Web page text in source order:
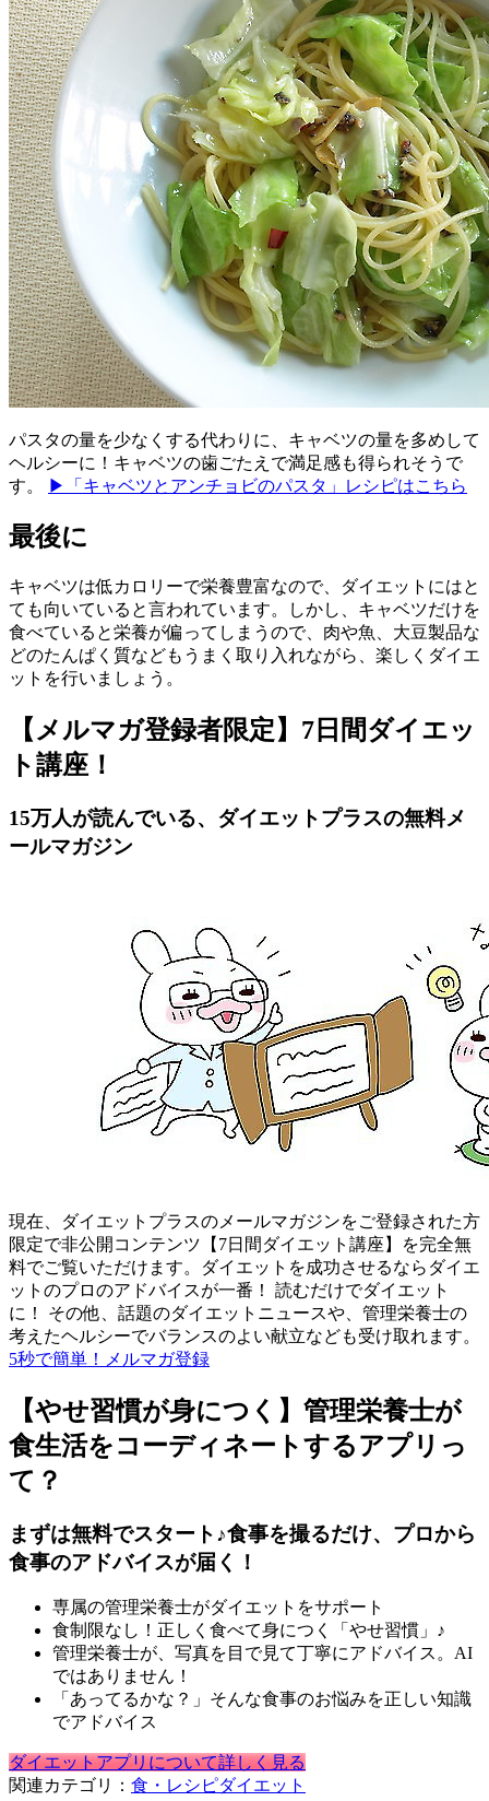
パスタの量を少なくする代わりに、キャベツの量を多めして
ヘルシーに！キャベツの歯ごたえで満足感も得られそうで
す。
▶「キャベツとアンチョビのパスタ」レシピはこちら
最後に
キャベツは低カロリーで栄養豊富なので、ダイエットにはと
ても向いていると言われています。しかし、キャベツだけを
食べていると栄養が偏ってしまうので、肉や魚、大豆製品な
どのたんぱく質などもうまく取り入れながら、楽しくダイエ
ットを行いましょう。
【メルマガ登録者限定】7日間ダイエッ
ト講座！
15万人が読んでいる、ダイエットプラスの無料メ
ールマガジン
現在、ダイエットプラスのメールマガジンをご登録された方
限定で非公開コンテンツ【7日間ダイエット講座】を完全無
料でご覧いただけます。ダイエットを成功させるならダイエ
ットのプロのアドバイスが一番！ 読むだけでダイエット
に！ その他、話題のダイエットニュースや、管理栄養士の
考えたヘルシーでバランスのよい献立なども受け取れます。
5秒で簡単！メルマガ登録
【やせ習慣が身につく】管理栄養士が
食生活をコーディネートするアプリっ
て？
まずは無料でスタート♪食事を撮るだけ、プロから
食事のアドバイスが届く！
専属の管理栄養士がダイエットをサポート
食制限なし！正しく食べて身につく「やせ習慣」♪
管理栄養士が、写真を目で見て丁寧にアドバイス。AI
ではありません！
「あってるかな？」そんな食事のお悩みを正しい知識
でアドバイス
ダイエットアプリについて詳しく見る
関連カテゴリ： 食・レシピダイエット